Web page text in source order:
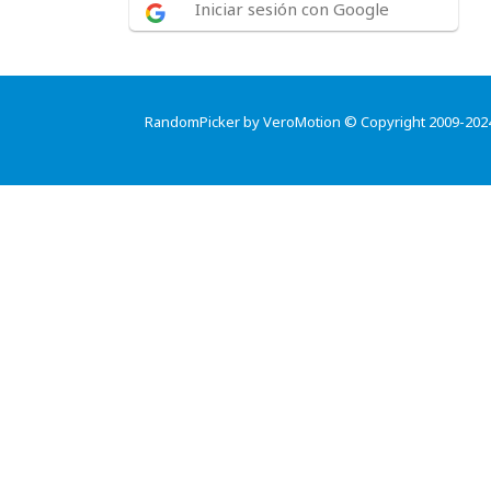
Iniciar sesión con Google
RandomPicker by VeroMotion © Copyright 2009-